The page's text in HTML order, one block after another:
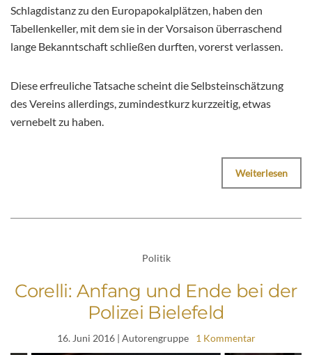
Schlagdistanz zu den Europapokalplätzen, haben den
Tabellenkeller, mit dem sie in der Vorsaison überraschend
lange Bekanntschaft schließen durften, vorerst verlassen.
Diese erfreuliche Tatsache scheint die Selbsteinschätzung
des Vereins allerdings, zumindestkurz kurzzeitig, etwas
vernebelt zu haben.
Weiterlesen
Politik
Corelli: Anfang und Ende bei der
Polizei Bielefeld
16. Juni 2016| Autorengruppe 1 Kommentar